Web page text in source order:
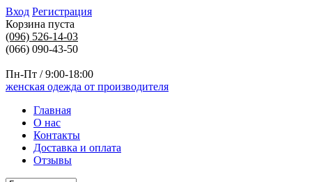
Вход Регистрация
Корзина пуста
(096) 526-14-03
(066) 090-43-50
Пн-Пт / 9:00-18:00
женская одежда от производителя
Главная
О нас
Контакты
Доставка и оплата
Отзывы